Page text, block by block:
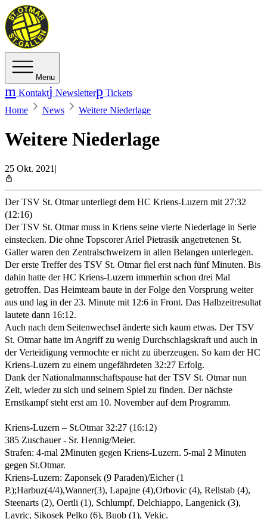
Menu
Kontakt Newsletter
Tickets
Home
News Weitere Niederlage
Weitere Niederlage
25 Okt. 2021 |
Der TSV St. Otmar unterliegt dem HC Kriens-Luzern mit 27:32
(12:16)
Der TSV St. Otmar muss in Kriens seine vierte Niederlage in Serie
einstecken. Die ohne Topscorer Ariel Pietrasik angetretenen St.
Galler waren den Zentralschweizern in allen Belangen unterlegen.
Der erste Treffer des TSV St. Otmar fiel erst nach fünf Minuten. Bis
dahin hatte der HC Kriens-Luzern immerhin schon drei Mal
getroffen. Das Heimteam baute in der Folge den Vorsprung weiter
aus und lag in der 23. Minute mit 12:6 in Front. Das Halbzeitresultat
lautete dann 16:12.
Auch nach dem Seitenwechsel änderte sich kaum etwas. Der TSV
St. Otmar hatte im Angriff zu wenig Durchschlagskraft und auch in
der Verteidigung vermochte er nicht zu überzeugen. So kam der HC
Kriens-Luzern zu einem ungefährdeten 32:27 Erfolg.
Dank der Nationalmannschaftspause hat der TSV St. Otmar nun
Zeit, wieder zu sich und seinem Spiel zu finden. Der nächste
Ernstkampf steht erst am 10. November auf dem Programm.
Kriens-Luzern – St.Otmar 32:27 (16:12)
385 Zuschauer - Sr. Hennig/Meier.
Strafen: 4-mal 2Minuten gegen Kriens-Luzern. 5-mal 2 Minuten
gegen St.Otmar.
Kriens-Luzern: Zaponsek (9 Paraden)/Eicher (1
P.);Harbuz(4/4),Wanner(3), Lapajne (4),Orbovic (4), Rellstab (4),
Steenarts (2), Oertli (1), Schlumpf, Delchiappo, Langenick (3),
Lavric, Sikosek Pelko (6), Buob (1), Vekic.